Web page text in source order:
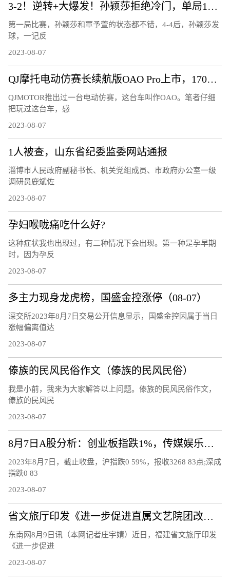
3-2！逆转+大爆发！孙颖莎拒绝冷门，单局11-3，霸气怒吼庆祝
第一局比赛，孙颖莎和覃予萱的状态都不错，4-4后，孙颖莎发
球，一记反
2023-08-07
QJ摩托电动仿赛长续航版OAO Pro上市，170公里的续航够用吗？
QJMOTOR推出过一台电动仿赛，这台车叫作OAO。笔者仔细
把玩过这台车，感
2023-08-07
1人被查，山东省纪委监委网站通报
淄博市人民政府副秘书长、机关党组成员、市政府办公室一级
调研员鹿斌佐
2023-08-07
孕妇喉咙痛吃什么好?
这种症状我也出现过，有二种情况下会出现。第一种是孕早期
时，因为孕反
2023-08-07
多主力现身龙虎榜，国盛金控涨停（08-07）
深交所2023年8月7日交易公开信息显示，国盛金控因属于当日
涨幅偏离值达
2023-08-07
傣族的民风民俗作文（傣族的民风民俗）
我是小前，我来为大家解答以上问题。傣族的民风民俗作文，
傣族的民风民
2023-08-07
8月7日A股分析：创业板指跌1%，传媒娱乐板块逆市上涨
2023年8月7日，截止收盘，沪指跌0 59%，报收3268 83点;深成
指跌0 83
2023-08-07
省文旅厅印发《进一步促进直属文艺院团改革发展的工作措施》
东南网8月9日讯（本网记者庄宇婧）近日，福建省文旅厅印发
《进一步促进
2023-08-07